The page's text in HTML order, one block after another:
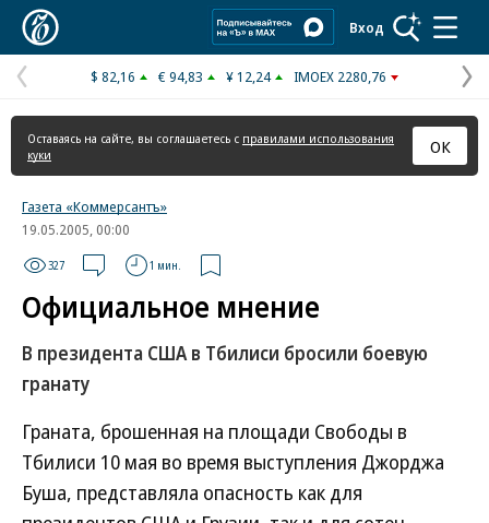
Вход
Предыдущая
страница
$ 82,16 € 94,83 ¥ 12,24 IMOEX 2280,76
Оставаясь на сайте, вы соглашаетесь с правилами использования
куки
ОК
Газета «Коммерсантъ»
19.05.2005, 00:00
327 1 мин.
Официальное мнение
В президента США в Тбилиси бросили боевую
гранату
Граната, брошенная на площади Свободы в
Тбилиси 10 мая во время выступления Джорджа
Буша, представляла опасность как для